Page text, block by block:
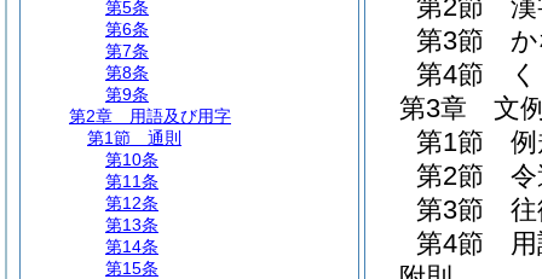
第2節
第3節
第4節
第3章
文
第1節
第2節
第3節
第4節
第5条
第6条
第7条
第8条
第9条
第2章
用語及び用字
第1節
通則
第10条
第11条
第12条
第13条
第14条
第15条